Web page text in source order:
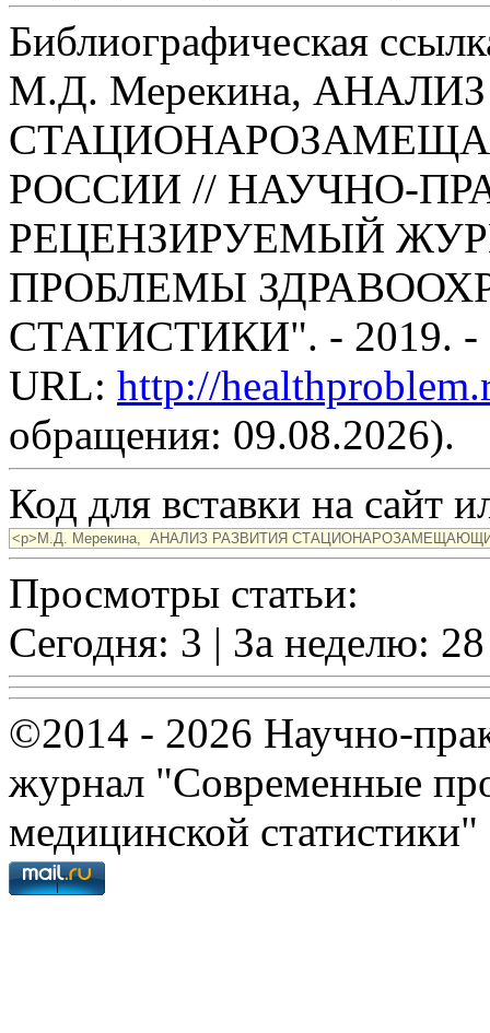
Библиографическая
М.Д. Мерекина,
РОССИИ // НАУЧНО-
РЕЦЕНЗИРУЕМЫЙ
ПРОБЛЕМЫ
СТАТИСТИКИ". - 2019.
URL: http://
обращения: 09.08.2026).
Код для вставки на сайт
Просмотры статьи:
Сегодня: 3 | За неделю:
©2014 - 2026 Научно-
журнал "Современные
медицинской статистики"